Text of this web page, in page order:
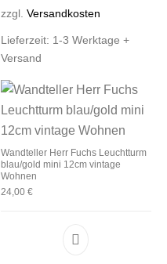
zzgl. Versandkosten
Lieferzeit: 1-3 Werktage +
Versand
Wandteller Herr Fuchs Leuchtturm
blau/gold mini 12cm vintage
Wohnen
24,00 €